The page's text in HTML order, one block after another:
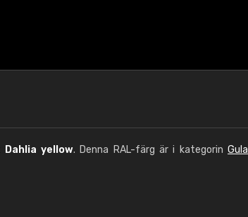
Dahlia yellow. Denna RAL-färg är i kategorinGula